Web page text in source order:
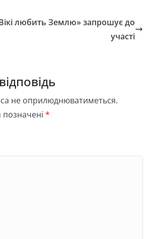
любить Землю» запрошує до
участі
не оприлюднюватиметься.
позначені *